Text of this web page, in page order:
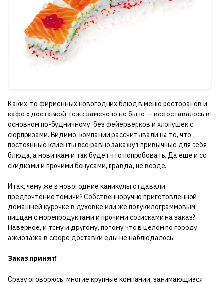
Каких-то фирменных новогодних блюд в меню ресторанов и
кафе с доставкой тоже замечено не было — все оставалось в
основном по-будничному: без фейерверков и хлопушек с
сюрпризами. Видимо, компании рассчитывали на то, что
постоянные клиенты все равно закажут привычные для себя
блюда, а новичкам и так будет что попробовать. Да еще и со
скидками и прочими бонусами, правда, не везде.
Итак, чему же в новогодние каникулы отдавали
предпочтение томичи? Собственноручно приготовленной
домашней курочке в духовке или же полукилограммовым
пиццам с морепродуктами и прочими сосисками на заказ?
Наверное, и тому и другому, потому что в целом по городу
ажиотажа в сфере доставки еды не наблюдалось.
Заказ принят!
Сразу оговорюсь: многие крупные компании, занимающиеся